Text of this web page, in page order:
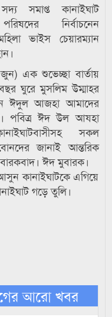
সমাপ্ত কানাইঘাট
নির্বাচনেন
ভাইস চেয়ারম্যান
এক শুভেচ্ছা বার্তায়
ঘুরে মুসলিম উম্মাহর
ঈদুল আজহা আমাদের
পবিত্র ঈদ উল আযহা
সকল
জানাই আন্তরিক
ঈদ মুবারক।
কানাইঘাটকে এগিয়ে
গড়ে তুলি।
আরো খবর